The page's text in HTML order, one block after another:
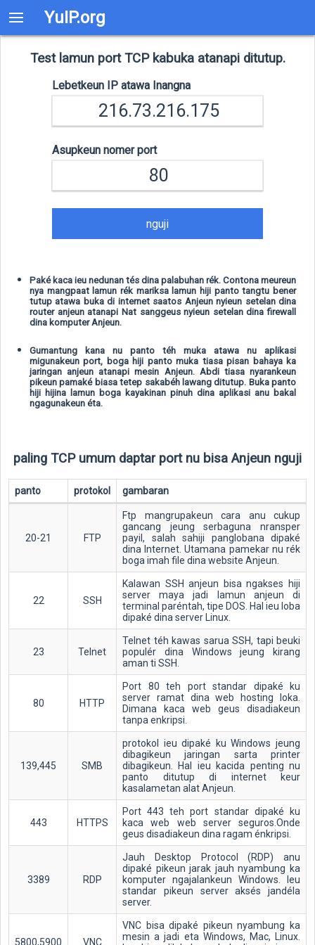
YuIP.org
Test lamun port TCP kabuka atanapi ditutup.
Lebetkeun IP atawa Inangna
Asupkeun nomer port
nguji
Paké kaca ieu nedunan tés dina palabuhan rék. Contona meureun
nya mangpaat lamun rék mariksa lamun hiji panto tangtu bener
tutup atawa buka di internet saatos Anjeun nyieun setelan dina
router anjeun atanapi Nat sanggeus nyieun setelan dina firewall
dina komputer Anjeun.
Gumantung kana nu panto téh muka atawa nu aplikasi
migunakeun port, boga hiji panto muka tiasa pisan bahaya ka
jaringan anjeun atanapi mesin Anjeun. Abdi tiasa nyarankeun
pikeun pamaké biasa tetep sakabéh lawang ditutup. Buka panto
hiji hijina lamun boga kayakinan pinuh dina aplikasi anu bakal
ngagunakeun éta.
paling TCP umum daptar port nu bisa Anjeun nguji
panto protokol gambaran
20-21 FTP
Ftp mangrupakeun cara anu cukup
gancang jeung serbaguna nransper
payil, salah sahiji panglobana dipaké
dina Internet. Utamana pamekar nu rék
boga imah file dina website Anjeun.
22 SSH
Kalawan SSH anjeun bisa ngakses hiji
server maya jadi lamun anjeun di
terminal paréntah, tipe DOS. Hal ieu loba
dipaké dina server Linux.
23 Telnet
Telnet téh kawas sarua SSH, tapi beuki
populér dina Windows jeung kirang
aman ti SSH.
80 HTTP
Port 80 teh port standar dipaké ku
server ramat dina web hosting loka.
Dimana kaca web geus disadiakeun
tanpa enkripsi.
139,445 SMB
protokol ieu dipaké ku Windows jeung
dibagikeun jaringan sarta printer
dibagikeun. Hal ieu kacida penting nu
panto ditutup di internet keur
kasalametan alat Anjeun.
443 HTTPS
Port 443 teh port standar dipaké ku
kaca web web server seguros.Onde
geus disadiakeun dina ragam énkripsi.
3389 RDP
Jauh Desktop Protocol (RDP) anu
dipaké pikeun jarak jauh nyambung ka
komputer ngajalankeun Windows. Ieu
standar pikeun server aksés jandéla
server.
5800,5900 VNC
VNC bisa dipaké pikeun nyambung ka
mesin a jadi eta Windows, Mac, Linux.